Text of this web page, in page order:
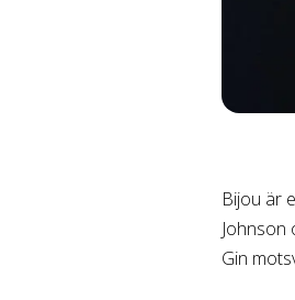
Bijou är
Gin